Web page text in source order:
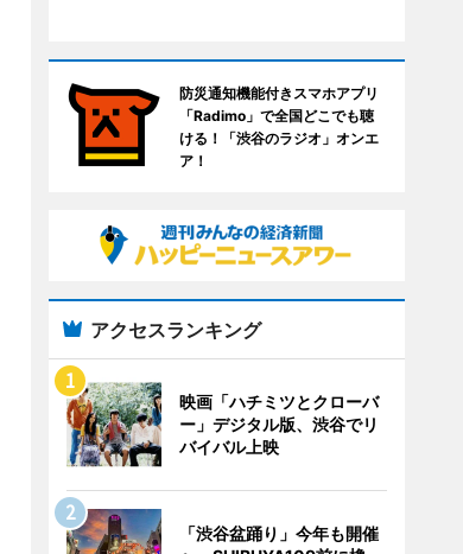
防災通知機能付きスマホアプリ
「Radimo」で全国どこでも聴
ける！「渋谷のラジオ」オンエ
ア！
アクセスランキング
映画「ハチミツとクローバ
ー」デジタル版、渋谷でリ
バイバル上映
「渋谷盆踊り」今年も開催